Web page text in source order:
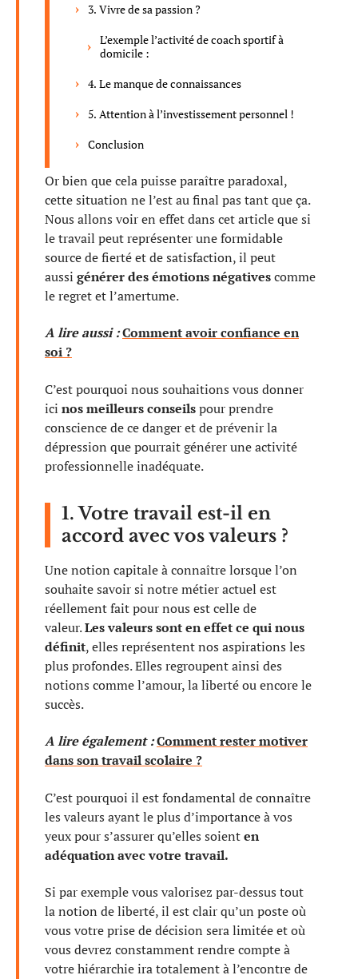
3. Vivre de sa passion ?
L’exemple l’activité de coach sportif à
domicile :
4. Le manque de connaissances
5. Attention à l’investissement personnel !
Conclusion
Or bien que cela puisse paraître paradoxal,
cette situation ne l’est au final pas tant que ça.
Nous allons voir en effet dans cet article que si
le travail peut représenter une formidable
source de fierté et de satisfaction, il peut
aussi générer des émotions négativescomme
le regret et l’amertume.
A lire aussi :Comment avoir confiance en
soi ?
C’est pourquoi nous souhaitions vous donner
ici nos meilleurs conseilspour prendre
conscience de ce danger et de prévenir la
dépression que pourrait générer une activité
professionnelle inadéquate.
1. Votre travail est-il en
accord avec vos valeurs ?
Une notion capitale à connaître lorsque l’on
souhaite savoir si notre métier actuel est
réellement fait pour nous est celle de
valeur.Les valeurs sont en effet ce qui nous
définit, elles représentent nos aspirations les
plus profondes. Elles regroupent ainsi des
notions comme l’amour, la liberté ou encore le
succès.
A lire également :Comment rester motiver
dans son travail scolaire ?
C’est pourquoi il est fondamental de connaître
les valeurs ayant le plus d’importance à vos
yeux pour s’assurer qu’elles soienten
adéquation avec votre travail.
Si par exemple vous valorisez par-dessus tout
la notion de liberté, il est clair qu’un poste où
vous votre prise de décision sera limitée et où
vous devrez constamment rendre compte à
votre hiérarchie ira totalement à l’encontre de